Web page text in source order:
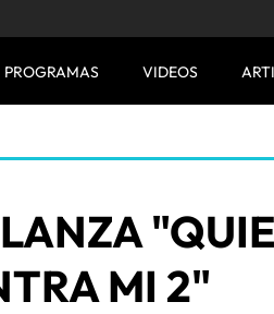
PROGRAMAS VIDEOS
MI 2"